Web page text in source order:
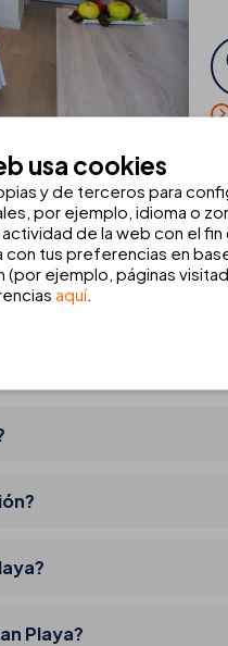
o jacuzzi?
Playa?
usa cookies
y de terceros para
por ejemplo, idioma o
de la web con el
tus preferencias en
(por ejemplo, páginas
aquí.